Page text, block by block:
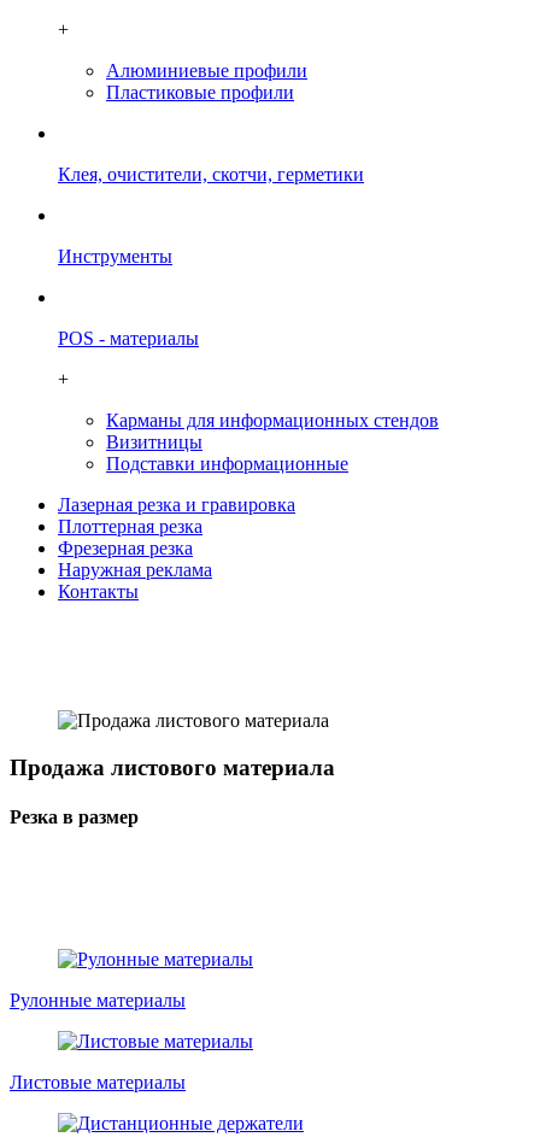
+
Алюминиевые профили
Пластиковые профили
Клея, очистители, скотчи, герметики
Инструменты
POS - материалы
+
Карманы для информационных стендов
Визитницы
Подставки информационные
Лазерная резка и гравировка
Плоттерная резка
Фрезерная резка
Наружная реклама
Контакты
Продажа листового материала
Резка в размер
Рулонные материалы
Листовые материалы